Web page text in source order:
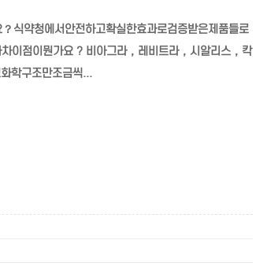
약청에서안전하고확실한효과로검증받은제품들로
이점이뭔가요 ? 비아그라，레비트라，시알리스，칵
학구조만조금씩...